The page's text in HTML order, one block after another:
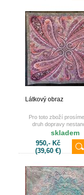
Látkový obraz
Pro toto zboží
druh dopravy
zásilka nebo osobní
Děkujeme.
skladem
950,- Kč
(39,60 €)